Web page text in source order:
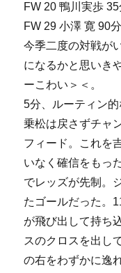
FW 20 鴨川実歩 35
FW 29 小澤 寛 90
今季二度の対戦が
になるかと思いき
ーこわい＞＜。
5分、ルーティン
乗松は戻さずチャ
フィード。これを
いなく確信をもっ
でレッズが先制。
たゴールだった。
が飛び出して持ち
スのクロスを出し
の右をわずかに逸